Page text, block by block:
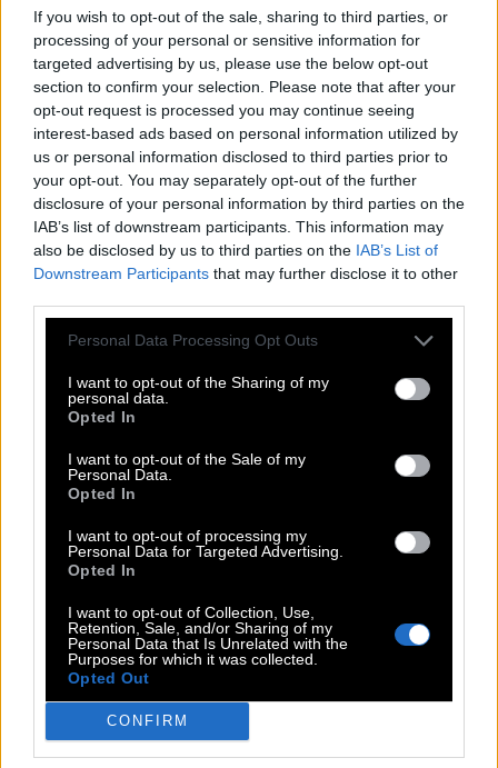
If you wish to opt-out of the sale, sharing to third parties, or
processing of your personal or sensitive information for
targeted advertising by us, please use the below opt-out
section to confirm your selection. Please note that after your
opt-out request is processed you may continue seeing
interest-based ads based on personal information utilized by
us or personal information disclosed to third parties prior to
your opt-out. You may separately opt-out of the further
disclosure of your personal information by third parties on the
IAB’s list of downstream participants. This information may
also be disclosed by us to third parties on the IAB’s List of
Downstream Participants that may further disclose it to other
Personal Data Processing Opt Outs
I want to opt-out of the Sharing of my
personal data.
Opted In
I want to opt-out of the Sale of my
Personal Data.
Opted In
I want to opt-out of processing my
Personal Data for Targeted Advertising.
Opted In
I want to opt-out of Collection, Use,
Retention, Sale, and/or Sharing of my
Personal Data that Is Unrelated with the
Purposes for which it was collected.
Opted Out
CONFIRM
Spielen oder wiederholen Sie Ihre Kreuzworträtsel, wann
und wo Sie möchten! Trainieren Sie Ihr Gehirn und lösen
Sie jeden Tag brillante Kreuzworträtsel! Werden Sie zum
Meister im Kreuzworträtsel-Lösen und haben Sie jede
Menge Spaß – und das alles kostenlos!
Mini Oktober 3 2022 kreuzworträtsel
E H E
R
L
E I
A
N
E
N I
D
R
E G E
Umtriebig, lebhaft:
Lieber, wenn nicht mehr
H E
R
Vorname der englischen Jugendbuchautorin Blyton
N I
D
Prinzessin in Star-Wars-Filmreihe:
A
Was unstrittig ist, darüber ist man sich dies: